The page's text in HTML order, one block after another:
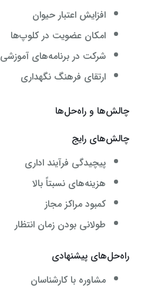
افزایش اعتبار حیوان
امکان عضویت در کلوپ‌ها
شرکت در برنامه‌های آموزشی
ارتقای فرهنگ نگهداری
چالش‌ها و راه‌حل‌ها
چالش‌های رایج
پیچیدگی فرآیند اداری
هزینه‌های نسبتاً بالا
کمبود مراکز مجاز
طولانی بودن زمان انتظار
راه‌حل‌های پیشنهادی
مشاوره با کارشناسان